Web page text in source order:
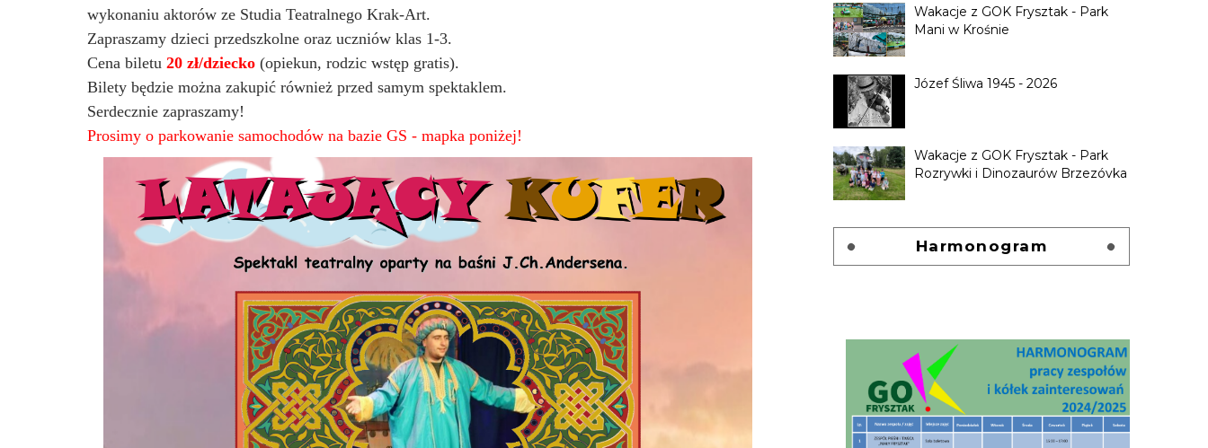
wykonaniu aktorów ze Studia Teatralnego Krak-Art.
Zapraszamy dzieci przedszkolne oraz uczniów klas 1-3.
Cena biletu 20 zł/dziecko (opiekun, rodzic wstęp gratis).
Bilety będzie można zakupić również przed samym spektaklem.
Serdecznie zapraszamy!
Prosimy o parkowanie samochodów na bazie GS - mapka poniżej!
Wakacje z GOK Frysztak - Park
Mani w Krośnie
Józef Śliwa 1945 - 2026
Wakacje z GOK Frysztak - Park
Rozrywki i Dinozaurów Brzezóvka
Harmonogram